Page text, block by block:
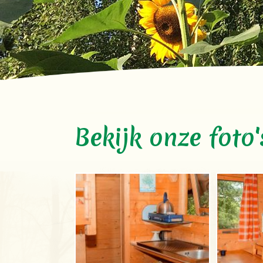
Bekijk onze